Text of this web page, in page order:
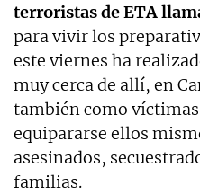
terroristas de ETA
para vivir los
este viernes ha
muy cerca de allí, en
también como
equipararse ellos
asesinados,
familias.